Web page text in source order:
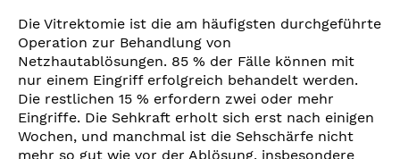
Die Vitrektomie ist die am häufigsten durchgeführte
Operation zur Behandlung von
Netzhautablösungen. 85 % der Fälle können mit
nur einem Eingriff erfolgreich behandelt werden.
Die restlichen 15 % erfordern zwei oder mehr
Eingriffe. Die Sehkraft erholt sich erst nach einigen
Wochen, und manchmal ist die Sehschärfe nicht
mehr so gut wie vor der Ablösung, insbesondere